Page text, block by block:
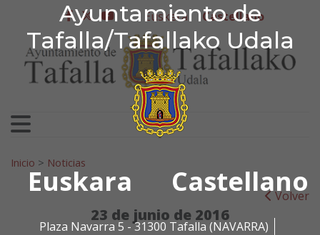
Ayuntamiento de
Tafalla/Tafallako Udala
Euskara Castellano
Plaza Navarra 5 - 31300 Tafalla (NAVARRA)
Ir al contenido
Ayuntamiento de
facebook
twitter
youtube
Euskera Castellano
Search for:
Inicio > Noticias
Volver
23 de junio de 2016